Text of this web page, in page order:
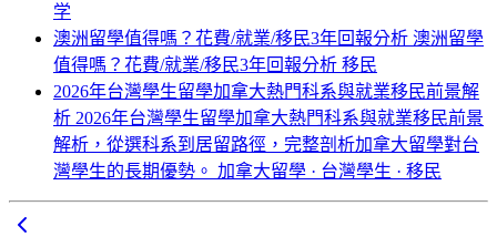
学
澳洲留學值得嗎？花費/就業/移民3年回報分析 澳洲留學
值得嗎？花費/就業/移民3年回報分析 移民
2026年台灣學生留學加拿大熱門科系與就業移民前景解
析 2026年台灣學生留學加拿大熱門科系與就業移民前景
解析，從選科系到居留路徑，完整剖析加拿大留學對台
灣學生的長期優勢。 加拿大留學 · 台灣學生 · 移民